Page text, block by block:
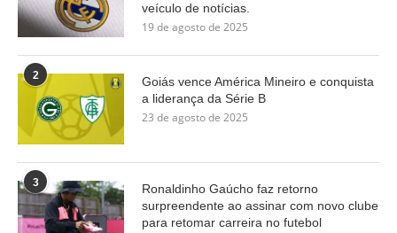
veículo de notícias.
19 de agosto de 2025
2
Goiás vence América Mineiro e conquista
a liderança da Série B
23 de agosto de 2025
3
Ronaldinho Gaúcho faz retorno
surpreendente ao assinar com novo clube
para retomar carreira no futebol